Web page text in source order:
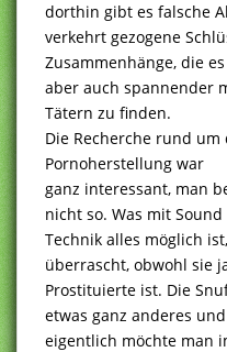
dorthin gibt es falsche
verkehrt gezogene
Zusammenhänge, die
aber auch spannender
Tätern zu finden.
Die Recherche rund um
Pornoherstellung war
ganz interessant, man
nicht so. Was mit
Technik alles möglich
überrascht, obwohl sie
Prostituierte ist. Die
etwas ganz anderes und
eigentlich möchte man